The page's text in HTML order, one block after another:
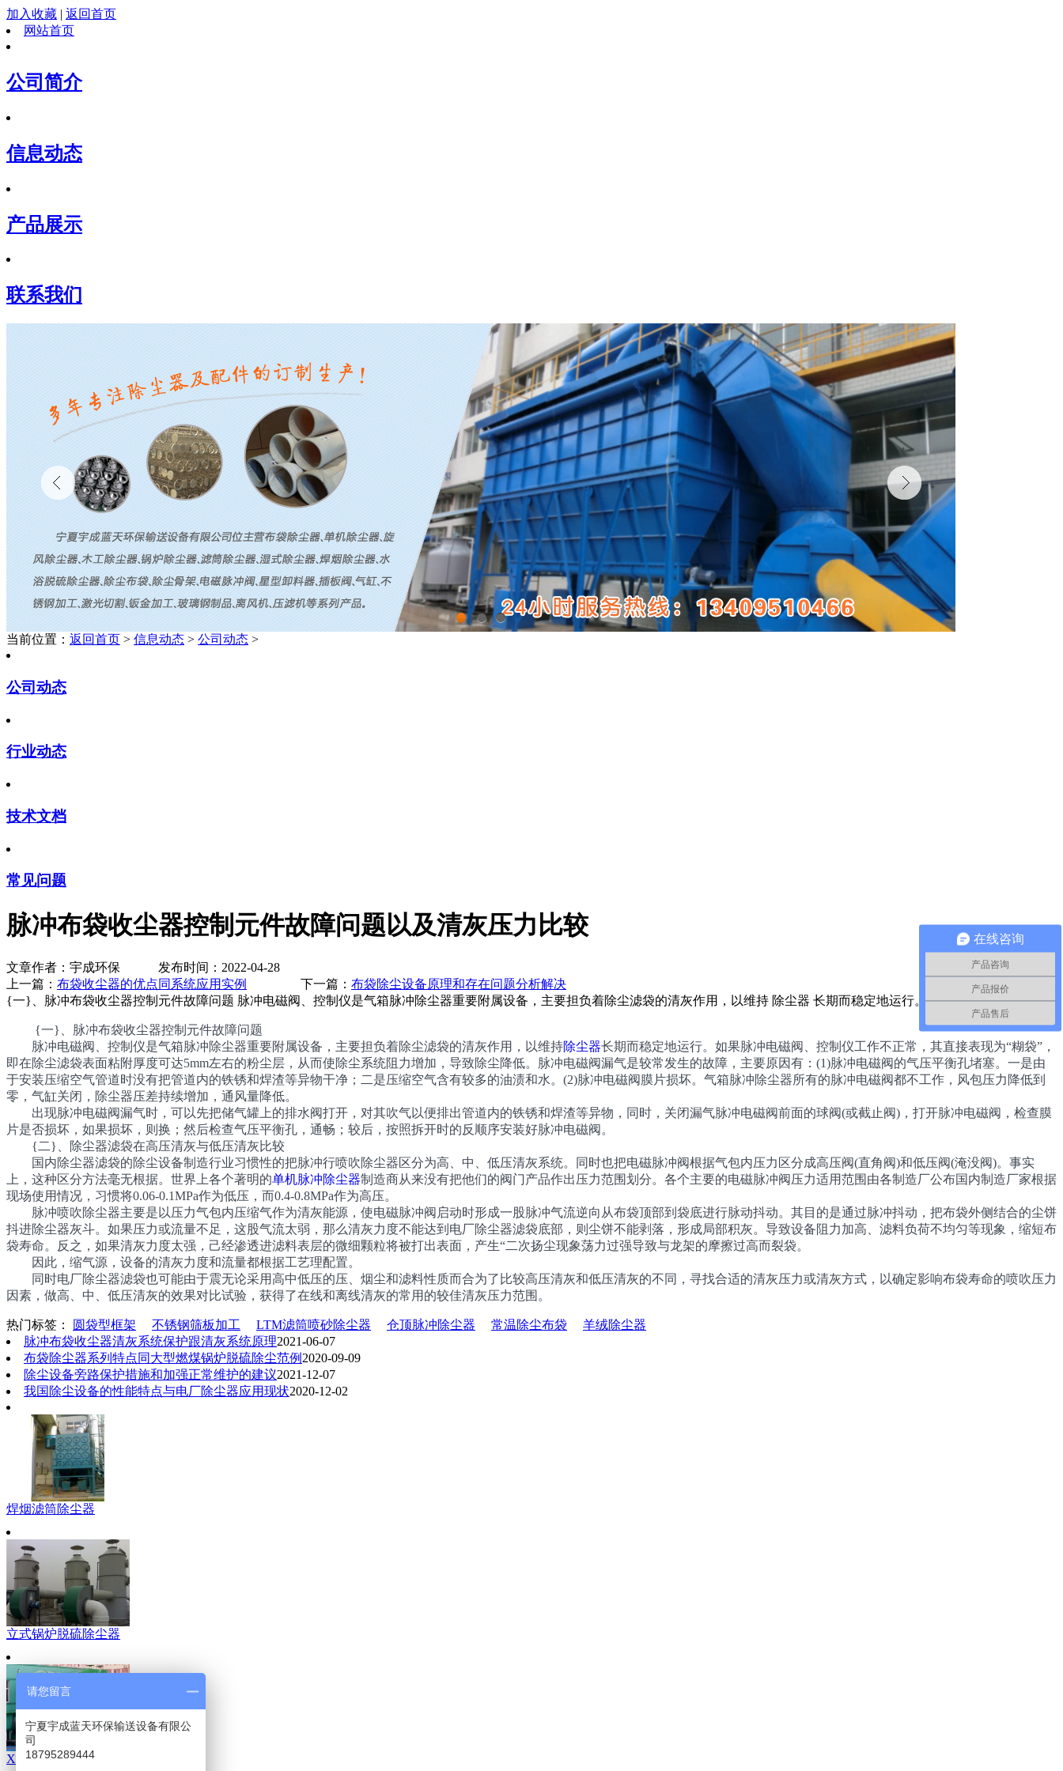
加入收藏 | 返回首页
网站首页
公司简介
信息动态
产品展示
联系我们
当前位置： 返回首页 > 信息动态 > 公司动态 >
公司动态
行业动态
技术文档
常见问题
脉冲布袋收尘器控制元件故障问题以及清灰压力比较
文章作者：宇成环保 发布时间：2022-04-28
上一篇： 布袋收尘器的优点同系统应用实例 下一篇： 布袋除尘设备原理和存在问题分析解决
{一}、脉冲布袋收尘器控制元件故障问题 脉冲电磁阀、控制仪是气箱脉冲除尘器重要附属设备，主要担负着除尘滤袋的清灰作用，以维持 除尘器 长期而稳定地运行。如果脉冲电磁阀、
{一}、脉冲布袋收尘器控制元件故障问题
脉冲电磁阀、控制仪是气箱脉冲除尘器重要附属设备，主要担负着除尘滤袋的清灰作用，以维持除尘器长期而稳定地运行。如果脉冲电磁阀、控制仪工作不正常，其直接表现为“糊袋”，
即在除尘滤袋表面粘附厚度可达5mm左右的粉尘层，从而使除尘系统阻力增加，导致除尘降低。脉冲电磁阀漏气是较常发生的故障，主要原因有：(1)脉冲电磁阀的气压平衡孔堵塞。一是由
于安装压缩空气管道时没有把管道内的铁锈和焊渣等异物干净；二是压缩空气含有较多的油渍和水。(2)脉冲电磁阀膜片损坏。气箱脉冲除尘器所有的脉冲电磁阀都不工作，风包压力降低到
零，气缸关闭，除尘器压差持续增加，通风量降低。
出现脉冲电磁阀漏气时，可以先把储气罐上的排水阀打开，对其吹气以便排出管道内的铁锈和焊渣等异物，同时，关闭漏气脉冲电磁阀前面的球阀(或截止阀)，打开脉冲电磁阀，检查膜
片是否损坏，如果损坏，则换；然后检查气压平衡孔，通畅；较后，按照拆开时的反顺序安装好脉冲电磁阀。
{二}、除尘器滤袋在高压清灰与低压清灰比较
国内除尘器滤袋的除尘设备制造行业习惯性的把脉冲行喷吹除尘器区分为高、中、低压清灰系统。同时也把电磁脉冲阀根据气包内压力区分成高压阀(直角阀)和低压阀(淹没阀)。事实
上，这种区分方法毫无根据。世界上各个著明的单机脉冲除尘器制造商从来没有把他们的阀门产品作出压力范围划分。各个主要的电磁脉冲阀压力适用范围由各制造厂公布国内制造厂家根据
现场使用情况，习惯将0.06-0.1MPa作为低压，而0.4-0.8MPa作为高压。
脉冲喷吹除尘器主要是以压力气包内压缩气作为清灰能源，使电磁脉冲阀启动时形成一股脉冲气流逆向从布袋顶部到袋底进行脉动抖动。其目的是通过脉冲抖动，把布袋外侧结合的尘饼
抖进除尘器灰斗。如果压力或流量不足，这股气流太弱，那么清灰力度不能达到电厂除尘器滤袋底部，则尘饼不能剥落，形成局部积灰。导致设备阻力加高、滤料负荷不均匀等现象，缩短布
袋寿命。反之，如果清灰力度太强，己经渗透进滤料表层的微细颗粒将被打出表面，产生“二次扬尘现象荡力过强导致与龙架的摩擦过高而裂袋。
因此，缩气源，设备的清灰力度和流量都根据工艺理配置。
同时电厂除尘器滤袋也可能由于震无论采用高中低压的压、烟尘和滤料性质而合为了比较高压清灰和低压清灰的不同，寻找合适的清灰压力或清灰方式，以确定影响布袋寿命的喷吹压力
因素，做高、中、低压清灰的效果对比试验，获得了在线和离线清灰的常用的较佳清灰压力范围。
热门标签： 圆袋型框架 不锈钢筛板加工 LTM滤筒喷砂除尘器 仓顶脉冲除尘器 常温除尘布袋
羊绒除尘器
脉冲布袋收尘器清灰系统保护跟清灰系统原理2021-06-07
布袋除尘器系列特点同大型燃煤锅炉脱硫除尘范例 2020-09-09
除尘设备旁路保护措施和加强正常维护的建议2021-12-07
我国除尘设备的性能特点与电厂除尘器应用现状2020-12-02
焊烟滤筒除尘器
立式锅炉脱硫除尘器
XNX型旋风除尘器
在线咨询
产品咨询
产品报价
产品售后
请您留言
宁夏宇成蓝天环保输送设备有限公
司
18795289444